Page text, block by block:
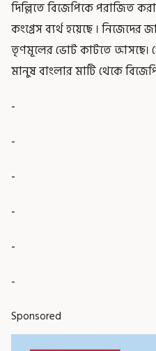
দিল্লিতে বিজেপিকে পরাজিত
কংগ্রেস ব্যর্থ হয়েছে ।
তৃণমূলের ভোট কাটতে আসছে।
মানুষ বাংলার মাটি থেকে
-
-
-
-
-
-
Sponsored